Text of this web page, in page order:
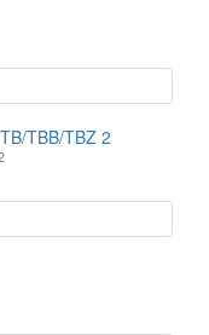
TBB/TBZ 2